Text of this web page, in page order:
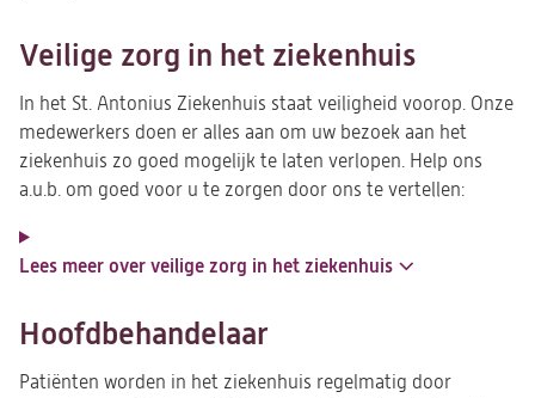
Veilige zorg in het ziekenhuis
In het St. Antonius Ziekenhuis staat veiligheid voorop. Onze
medewerkers doen er alles aan om uw bezoek aan het
ziekenhuis zo goed mogelijk te laten verlopen. Help ons
a.u.b. om goed voor u te zorgen door ons te vertellen:
Lees meer over veilige zorg in het ziekenhuis
Hoofdbehandelaar
Patiënten worden in het ziekenhuis regelmatig door